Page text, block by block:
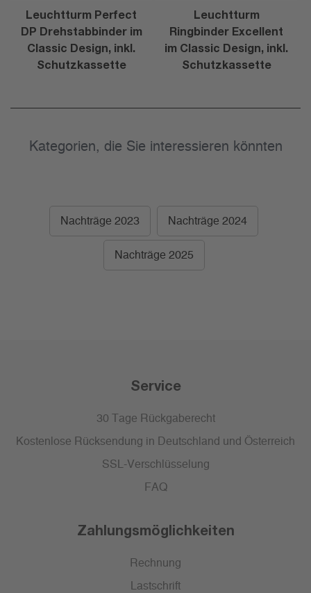
Leuchtturm Perfect
DP Drehstabbinder im
Classic Design, inkl.
Schutzkassette
Leuchtturm
Ringbinder Excellent
im Classic Design, inkl.
Schutzkassette
Kategorien, die Sie interessieren könnten
Nachträge 2023 Nachträge 2024
Nachträge 2025
Service
30 Tage Rückgaberecht
Kostenlose Rücksendung in Deutschland und Österreich
SSL-Verschlüsselung
FAQ
Zahlungsmöglichkeiten
Rechnung
Lastschrift